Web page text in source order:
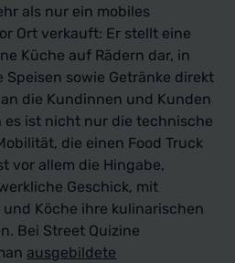
als nur ein mobiles
Ort verkauft: Er stellt eine
Küche auf Rädern dar, in
sowie Getränke direkt
die Kundinnen und Kunden
es ist nicht nur die technische
die einen Food Truck
vor allem die Hingabe,
Geschick, mit
Köche ihre kulinarischen
Bei Street Quizine
ausgebildete